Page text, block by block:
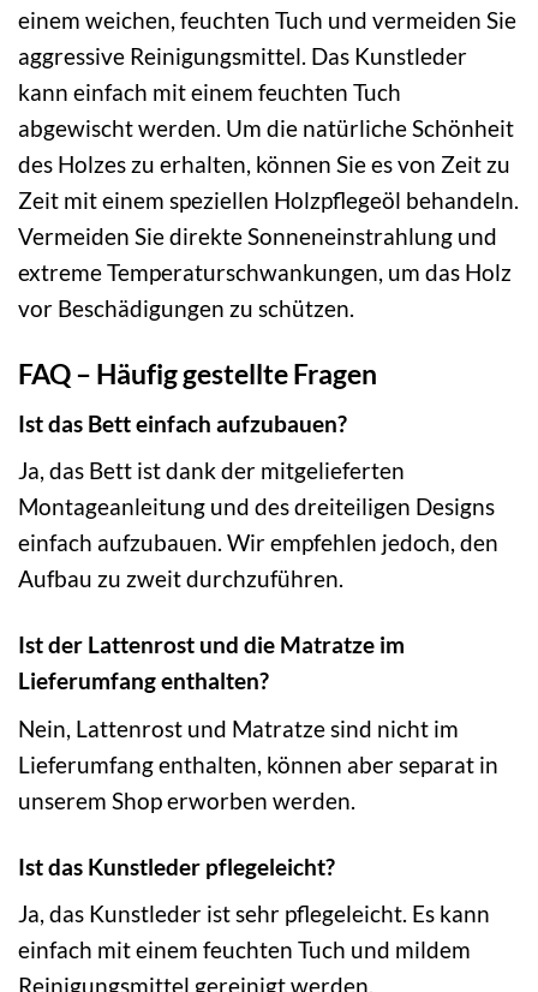
einem weichen, feuchten Tuch und vermeiden Sie
aggressive Reinigungsmittel. Das Kunstleder
kann einfach mit einem feuchten Tuch
abgewischt werden. Um die natürliche Schönheit
des Holzes zu erhalten, können Sie es von Zeit zu
Zeit mit einem speziellen Holzpflegeöl behandeln.
Vermeiden Sie direkte Sonneneinstrahlung und
extreme Temperaturschwankungen, um das Holz
vor Beschädigungen zu schützen.
FAQ – Häufig gestellte Fragen
Ist das Bett einfach aufzubauen?
Ja, das Bett ist dank der mitgelieferten
Montageanleitung und des dreiteiligen Designs
einfach aufzubauen. Wir empfehlen jedoch, den
Aufbau zu zweit durchzuführen.
Ist der Lattenrost und die Matratze im
Lieferumfang enthalten?
Nein, Lattenrost und Matratze sind nicht im
Lieferumfang enthalten, können aber separat in
unserem Shop erworben werden.
Ist das Kunstleder pflegeleicht?
Ja, das Kunstleder ist sehr pflegeleicht. Es kann
einfach mit einem feuchten Tuch und mildem
Reinigungsmittel gereinigt werden.